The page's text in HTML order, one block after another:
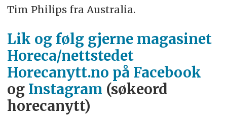
Tim Philips fra Australia.
Lik og følg gjerne magasinet
Horeca/nettstedet
Horecanytt.no på Facebook
og Instagram (søkeord
horecanytt)